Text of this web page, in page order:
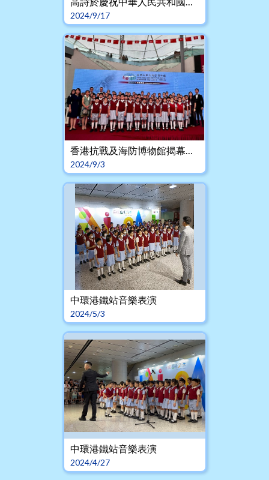
2024/9/17
香港抗戰及海防博物館揭幕典禮詩班表演
2024/9/3
中環港鐵站音樂表演
2024/5/3
中環港鐵站音樂表演
2024/4/27